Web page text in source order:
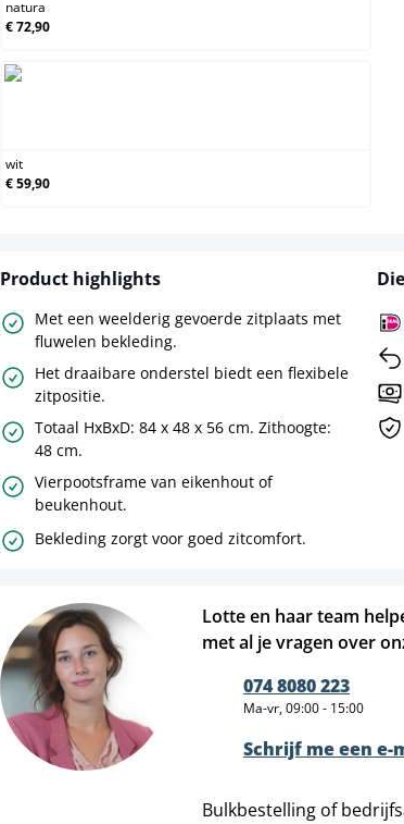
natura
€ 72,90
wit
€ 59,90
Product highlights
Met een weelderig gevoerde zitplaats met
fluwelen bekleding.
Het draaibare onderstel biedt een flexibele
zitpositie.
Totaal HxBxD: 84 x 48 x 56 cm. Zithoogte:
48 cm.
Vierpootsframe van eikenhout of
beukenhout.
Bekleding zorgt voor goed zitcomfort.
Lotte en haar team
met al je vragen over
074 8080 223
Ma-vr, 09:00 - 15:00
Schrijf me een e-
Bulkbestelling of